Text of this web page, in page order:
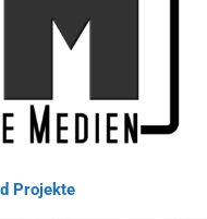
Projekte